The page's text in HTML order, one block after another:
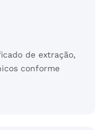
de extração,
conforme